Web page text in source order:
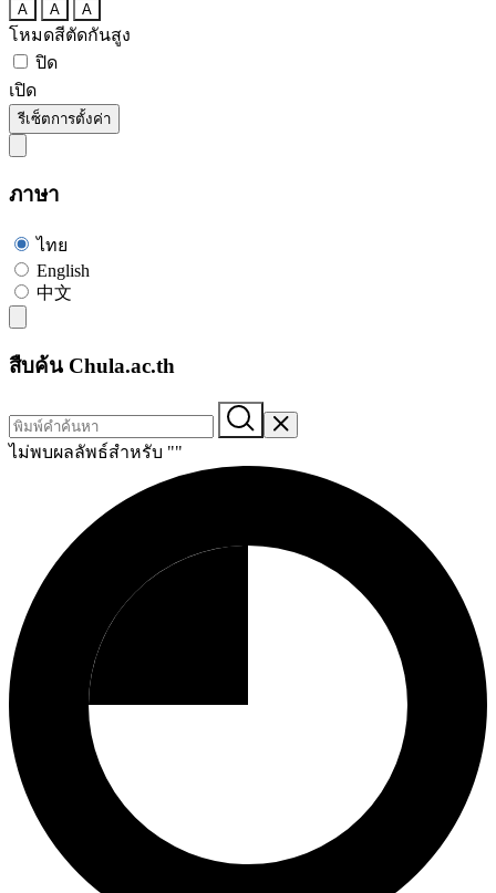
A A A
โหมดสีตัดกันสูง
ปิด
เปิด
รีเซ็ตการตั้งค่า
ภาษา
ไทย
English
中文
สืบค้น Chula.ac.th
ไม่พบผลลัพธ์สำหรับ ""